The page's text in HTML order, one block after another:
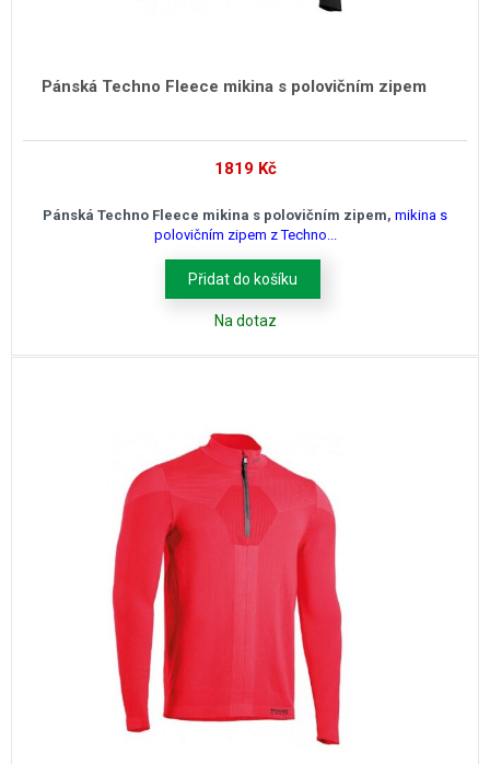
Pánská Techno Fleece mikina s polovičním zipem
1819 Kč
Pánská Techno Fleece mikina s polovičním zipem, mikina s
polovičním zipem z Techno...
Přidat do košíku
Na dotaz